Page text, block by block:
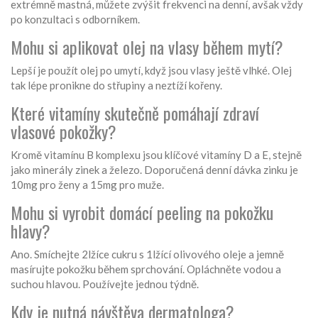
extrémně mastná, můžete zvýšit frekvenci na denní, avšak vždy
po konzultaci s odborníkem.
Mohu si aplikovat olej na vlasy během mytí?
Lepší je použít olej po umytí, když jsou vlasy ještě vlhké. Olej
tak lépe pronikne do střupiny a neztíží kořeny.
Které vitamíny skutečně pomáhají zdraví
vlasové pokožky?
Kromě vitamínu B komplexu jsou klíčové vitamíny D a E, stejně
jako minerály zinek a železo. Doporučená denní dávka zinku je
10mg pro ženy a 15mg pro muže.
Mohu si vyrobit domácí peeling na pokožku
hlavy?
Ano. Smíchejte 2lžíce cukru s 1lžící olivového oleje a jemně
masírujte pokožku během sprchování. Opláchněte vodou a
suchou hlavou. Používejte jednou týdně.
Kdy je nutná návštěva dermatologa?